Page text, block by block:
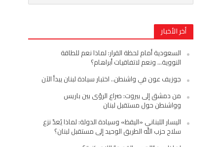
أخر الأخبار
السعودية أمام لحظة القرار: لماذا نعم للطاقة
النووية… ونعم لاتفاقيات أبراهام؟
جوزيف عون في واشنطن.. اختبار سيادة لبنان يبدأ الآن
من دمشق إلى بيروت: صراع الرؤى بين باريس
وواشنطن حول مستقبل لبنان
اليسار اللبناني «اليقظ» وسيادة الدولة: لماذا يُعدّ نزع
سلاح حزب الله الطريق الوحيد إلى مستقبل لبنان؟